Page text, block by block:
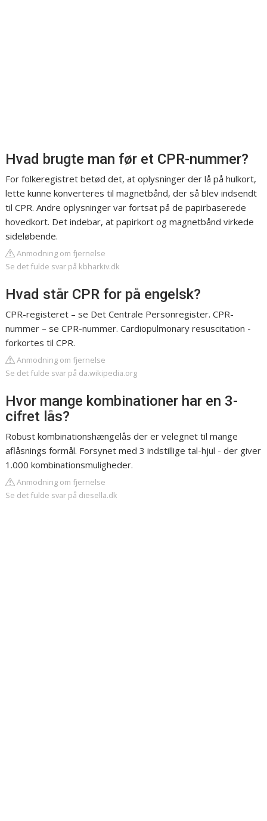
Hvad brugte man før et CPR-nummer?
For folkeregistret betød det, at oplysninger der lå på hulkort,
lette kunne konverteres til magnetbånd, der så blev indsendt
til CPR. Andre oplysninger var fortsat på de papirbaserede
hovedkort. Det indebar, at papirkort og magnetbånd virkede
sideløbende.
Anmodning om fjernelse
Se det fulde svar på kbharkiv.dk
Hvad står CPR for på engelsk?
CPR-registeret – se Det Centrale Personregister. CPR-
nummer – se CPR-nummer. Cardiopulmonary resuscitation -
forkortes til CPR.
Anmodning om fjernelse
Se det fulde svar på da.wikipedia.org
Hvor mange kombinationer har en 3-
cifret lås?
Robust kombinationshængelås der er velegnet til mange
aflåsnings formål. Forsynet med 3 indstillige tal-hjul - der giver
1.000 kombinationsmuligheder.
Anmodning om fjernelse
Se det fulde svar på diesella.dk